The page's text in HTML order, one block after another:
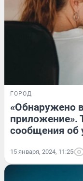
ГОРОД
«Обнаружено
приложение».
сообщения об
15 января, 2024, 11:25